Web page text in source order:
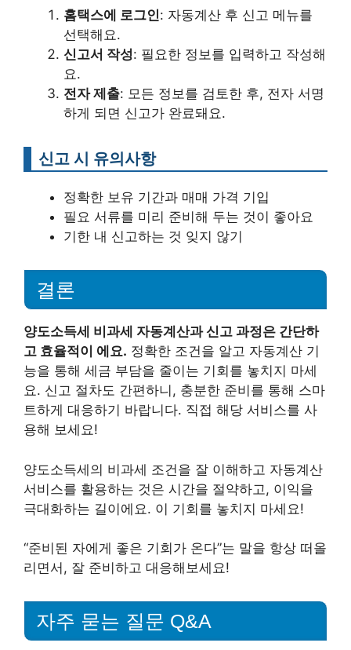
홈택스에 로그인: 자동계산 후 신고 메뉴를
선택해요.
신고서 작성: 필요한 정보를 입력하고 작성해
요.
전자 제출: 모든 정보를 검토한 후, 전자 서명
하게 되면 신고가 완료돼요.
신고 시 유의사항
정확한 보유 기간과 매매 가격 기입
필요 서류를 미리 준비해 두는 것이 좋아요
기한 내 신고하는 것 잊지 않기
결론
양도소득세 비과세 자동계산과 신고 과정은 간단하
고 효율적이 에요. 정확한 조건을 알고 자동계산 기
능을 통해 세금 부담을 줄이는 기회를 놓치지 마세
요. 신고 절차도 간편하니, 충분한 준비를 통해 스마
트하게 대응하기 바랍니다. 직접 해당 서비스를 사
용해 보세요!
양도소득세의 비과세 조건을 잘 이해하고 자동계산
서비스를 활용하는 것은 시간을 절약하고, 이익을
극대화하는 길이에요. 이 기회를 놓치지 마세요!
“준비된 자에게 좋은 기회가 온다”는 말을 항상 떠올
리면서, 잘 준비하고 대응해보세요!
자주 묻는 질문 Q&A